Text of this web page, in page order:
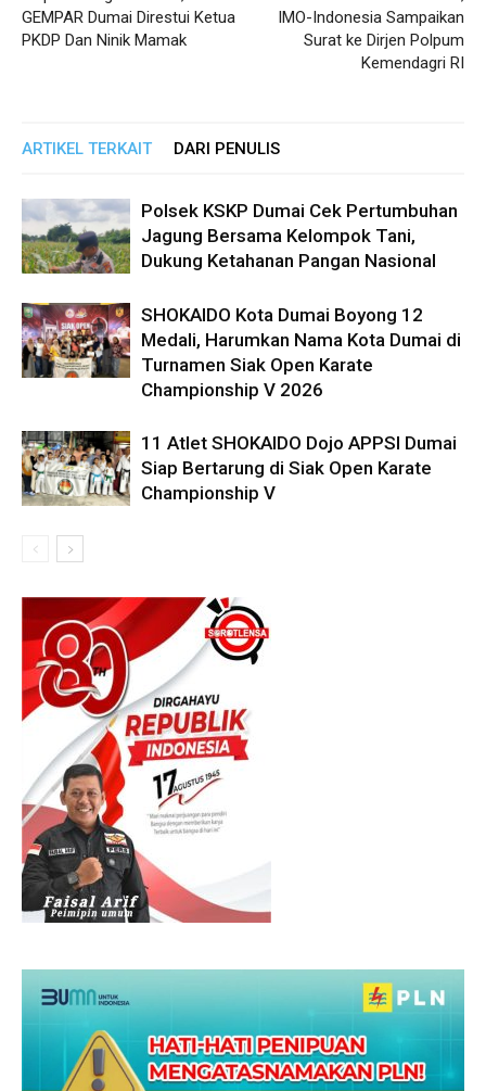
GEMPAR Dumai Direstui Ketua
PKDP Dan Ninik Mamak
IMO-Indonesia Sampaikan
Surat ke Dirjen Polpum
Kemendagri RI
ARTIKEL TERKAIT DARI PENULIS
Polsek KSKP Dumai Cek Pertumbuhan
Jagung Bersama Kelompok Tani,
Dukung Ketahanan Pangan Nasional
SHOKAIDO Kota Dumai Boyong 12
Medali, Harumkan Nama Kota Dumai di
Turnamen Siak Open Karate
Championship V 2026
11 Atlet SHOKAIDO Dojo APPSI Dumai
Siap Bertarung di Siak Open Karate
Championship V